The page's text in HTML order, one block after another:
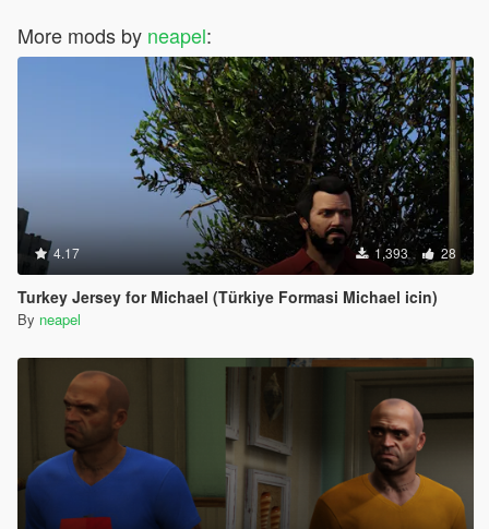
More mods by neapel:
4.17 1,393 28
Turkey Jersey for Michael (Türkiye Formasi Michael icin)
By neapel